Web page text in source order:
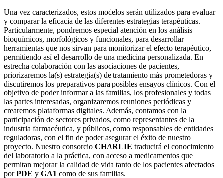
Una vez caracterizados, estos modelos serán utilizados para evaluar
y comparar la eficacia de las diferentes estrategias terapéuticas.
Particularmente, pondremos especial atención en los análisis
bioquímicos, morfológicos y funcionales, para desarrollar
herramientas que nos sirvan para monitorizar el efecto terapéutico,
permitiendo así el desarrollo de una medicina personalizada. En
estrecha colaboración con las asociaciones de pacientes,
priorizaremos la(s) estrategia(s) de tratamiento más prometedoras y
discutiremos los preparativos para posibles ensayos clínicos. Con el
objetivo de poder informar a las familias, los profesionales y todas
las partes interesadas, organizaremos reuniones periódicas y
crearemos plataformas digitales. Además, contamos con la
participación de sectores privados, como representantes de la
industria farmacéutica, y públicos, como responsables de entidades
reguladoras, con el fin de poder asegurar el éxito de nuestro
proyecto. Nuestro consorcio CHARLIE traducirá el conocimiento
del laboratorio a la práctica, con acceso a medicamentos que
permitan mejorar la calidad de vida tanto de los pacientes afectados
porPDE y GA1 como de sus familias.